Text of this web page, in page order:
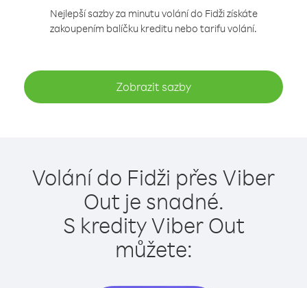
Nejlepší sazby za minutu volání do Fidži získáte
zakoupením balíčku kreditu nebo tarifu volání.
Zobrazit sazby
Volání do Fidži přes Viber
Out je snadné.
S kredity Viber Out
můžete: